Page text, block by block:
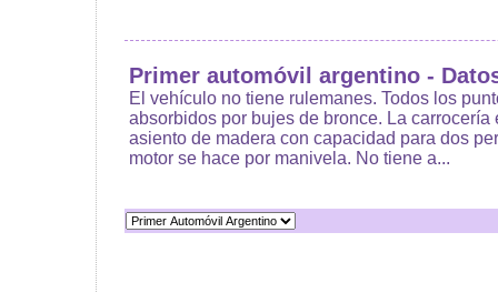
Primer automóvil argentino -
El vehículo no tiene rulemanes. Todos los
absorbidos por bujes de bronce. La carrocería
asiento de madera con capacidad para dos
motor se hace por manivela. No tiene a...